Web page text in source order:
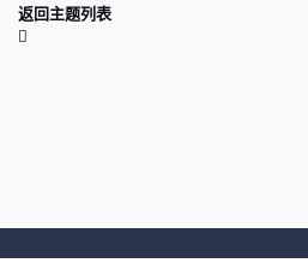
返回主题列表